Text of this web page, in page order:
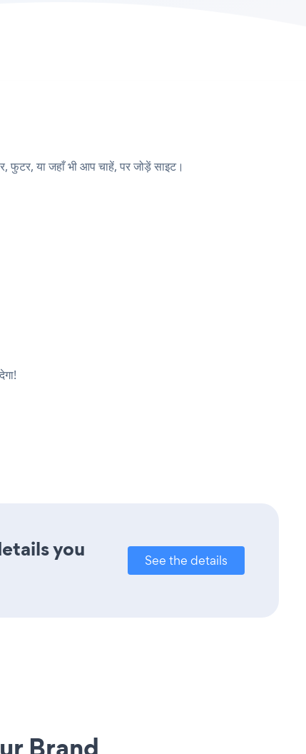
या जहाँ भी आप चाहें, पर जोड़ें साइट।
you
See the details